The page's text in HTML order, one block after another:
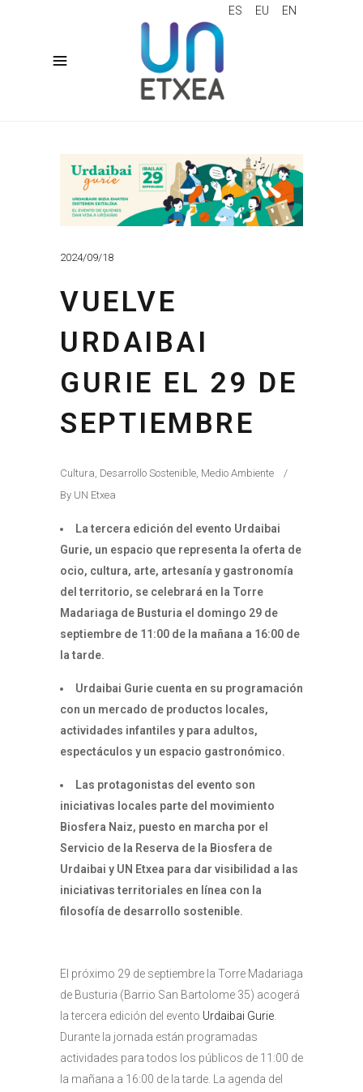
ES EU EN
2024/09/18
VUELVE
URDAIBAI
GURIE EL 29 DE
SEPTIEMBRE
Cultura Desarrollo Sostenible Medio Ambiente
By UN Etxea
La tercera edición del evento Urdaibai
Gurie, un espacio que representa la oferta de
ocio, cultura, arte, artesanía y gastronomía
del territorio, se celebrará en la Torre
Madariaga de Busturia el domingo 29 de
septiembre de 11:00 de la mañana a 16:00 de
la tarde.
Urdaibai Gurie cuenta en su programación
con un mercado de productos locales,
actividades infantiles y para adultos,
espectáculos y un espacio gastronómico.
Las protagonistas del evento son
iniciativas locales parte del movimiento
Biosfera Naiz, puesto en marcha por el
Servicio de la Reserva de la Biosfera de
Urdaibai y UN Etxea para dar visibilidad a las
iniciativas territoriales en línea con la
filosofía de desarrollo sostenible.
El próximo 29 de septiembre la Torre Madariaga
de Busturia (Barrio San Bartolome 35) acogerá
la tercera edición del evento Urdaibai Gurie
Durante la jornada están programadas
actividades para todos los públicos de 11:00 de
la mañana a 16:00 de la tarde. La agenda del